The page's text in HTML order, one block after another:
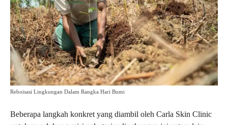
Reboisasi Lingkungan Dalam Rangka Hari Bumi
Beberapa langkah konkret yang diambil oleh Carla Skin Clinic